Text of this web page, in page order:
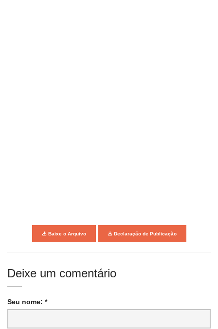
Baixe o Arquivo Declaração de Publicação
Deixe um comentário
Seu nome: *